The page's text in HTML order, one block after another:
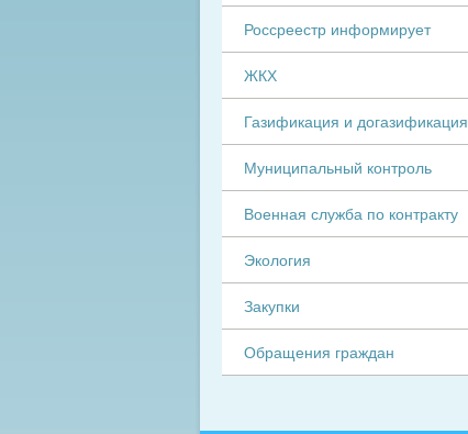
Россреестр информирует
ЖКХ
Газификация и догазификация
Муниципальный контроль
Военная служба по контракту
Экология
Закупки
Обращения граждан